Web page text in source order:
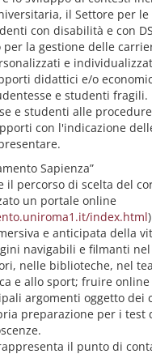
il Settore per le
con disabilità e con
la gestione delle
e
didattici e/o
e studenti fragili.
e studenti alle
con l'indicazione
Sapienza”
il percorso di scelta del
un portale online
index.html
e anticipata della
navigabili e filmanti
nelle biblioteche, nel
e allo sport; fruire
argomenti oggetto dei
preparazione per i test
il punto di